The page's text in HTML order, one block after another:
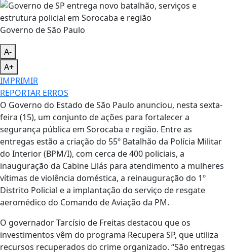
Governo de São Paulo
A-
A+
IMPRIMIR
REPORTAR ERROS
O Governo do Estado de São Paulo anunciou, nesta sexta-
feira (15), um conjunto de ações para fortalecer a
segurança pública em Sorocaba e região. Entre as
entregas estão a criação do 55º Batalhão da Polícia Militar
do Interior (BPM/I), com cerca de 400 policiais, a
inauguração da Cabine Lilás para atendimento a mulheres
vítimas de violência doméstica, a reinauguração do 1º
Distrito Policial e a implantação do serviço de resgate
aeromédico do Comando de Aviação da PM.
O governador Tarcísio de Freitas destacou que os
investimentos vêm do programa Recupera SP, que utiliza
recursos recuperados do crime organizado. “São entregas